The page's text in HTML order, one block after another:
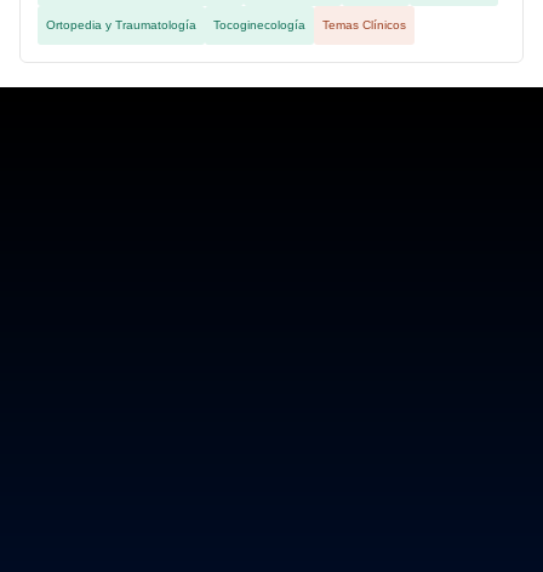
Ortopedia y Traumatología Tocoginecología Temas Clínicos